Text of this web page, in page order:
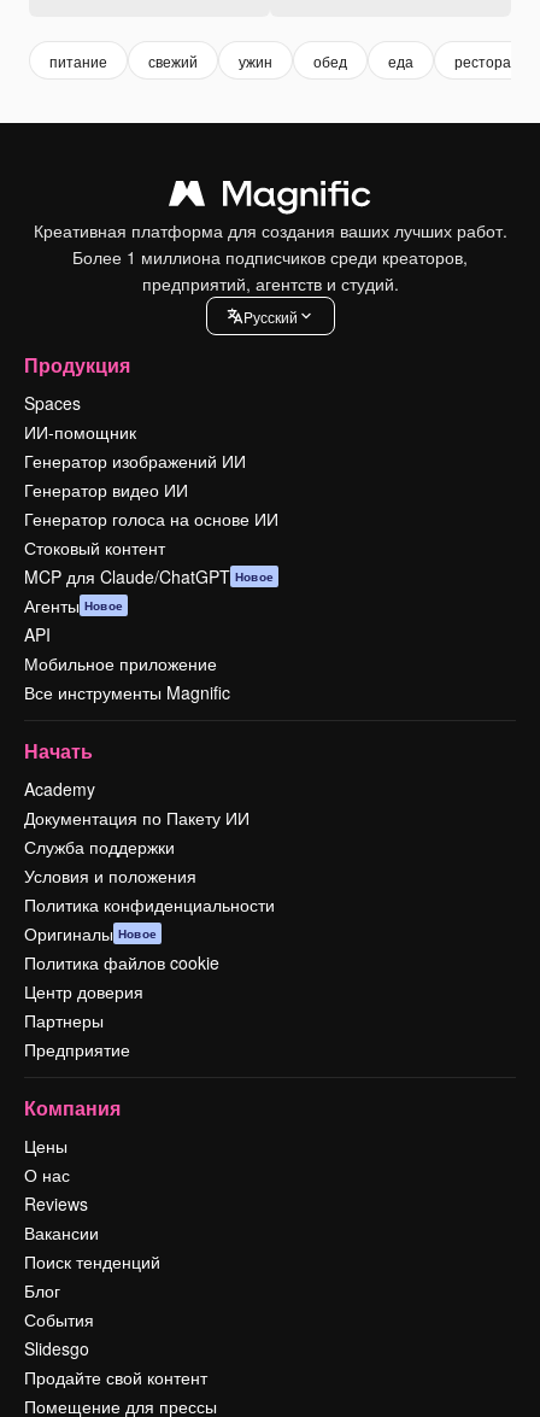
питание свежий ужин обед еда ресторан
Креативная платформа для создания ваших лучших работ.
Более 1 миллиона подписчиков среди креаторов,
предприятий, агентств и студий.
Pусский
Продукция
Spaces
ИИ-помощник
Генератор изображений ИИ
Генератор видео ИИ
Генератор голоса на основе ИИ
Стоковый контент
MCP для Claude/ChatGPT Новое
Агенты Новое
API
Мобильное приложение
Все инструменты Magnific
Начать
Academy
Документация по Пакету ИИ
Служба поддержки
Условия и положения
Политика конфиденциальности
Оригиналы Новое
Политика файлов cookie
Центр доверия
Партнеры
Предприятие
Компания
Цены
О нас
Reviews
Вакансии
Поиск тенденций
Блог
События
Slidesgo
Продайте свой контент
Помещение для прессы